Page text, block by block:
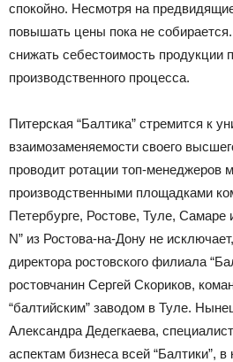
спокойно. Несмотря на
повышать цены пока не
снижать себестоимость продукции
производственного процесса.
Питерская “Балтика” стремится к
взаимозаменяемости своего
проводит ротации топ-менеджеров
производственными площадками
Петербурге, Ростове, Туле, Самаре
N” из Ростова-на-Дону не
директора ростовского филиала
ростовчанин Сергей Скориков,
“балтийским” заводом в Туле.
Александра Дедегкаева,
аспектам бизнеса всей “Балтики”, в